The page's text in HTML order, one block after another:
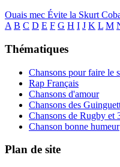
Ouais mec Évite la Skurt
A B C D E F G H I J K L M
Thématiques
Chansons pour faire le
Rap Français
Chansons d'amour
Chansons des
Chansons de Rugby et
Chanson bonne humeur
Plan de site